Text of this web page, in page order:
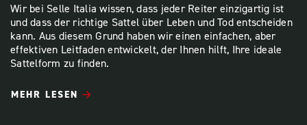
Wir bei Selle Italia wissen, dass jeder Reiter einzigartig ist
und dass der richtige Sattel über Leben und Tod entscheiden
kann. Aus diesem Grund haben wir einen einfachen, aber
effektiven Leitfaden entwickelt, der Ihnen hilft, Ihre ideale
Sattelform zu finden.
MEHR LESEN